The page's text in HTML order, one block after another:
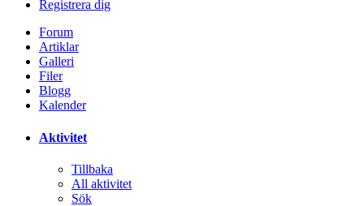
Registrera dig
Forum
Artiklar
Galleri
Filer
Blogg
Kalender
Aktivitet
Tillbaka
All aktivitet
Sök